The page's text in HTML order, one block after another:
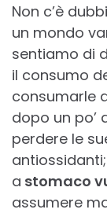
Non c’è
un mondo
sentiamo di
il consumo
consumarle
dopo un
perdere le
a stomaco
assumere